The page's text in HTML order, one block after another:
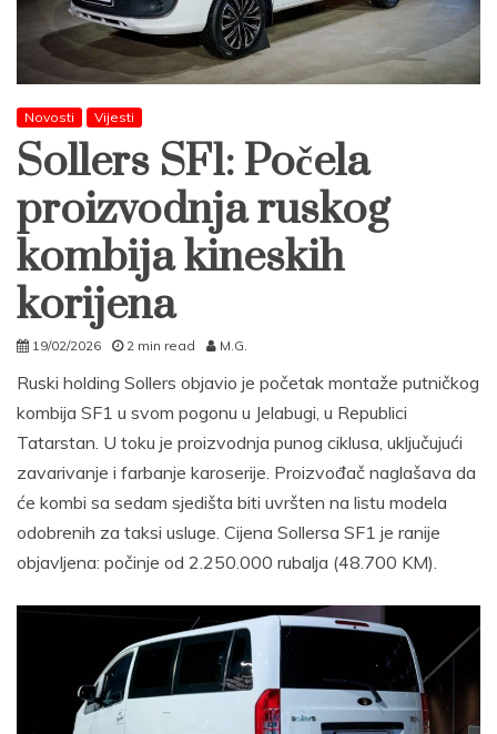
Novosti Vijesti
Sollers SF1: Počela
proizvodnja ruskog
kombija kineskih
korijena
19/02/2026 2 min read M.G.
Ruski holding Sollers objavio je početak montaže putničkog
kombija SF1 u svom pogonu u Jelabugi, u Republici
Tatarstan. U toku je proizvodnja punog ciklusa, uključujući
zavarivanje i farbanje karoserije. Proizvođač naglašava da
će kombi sa sedam sjedišta biti uvršten na listu modela
odobrenih za taksi usluge. Cijena Sollersa SF1 je ranije
objavljena: počinje od 2.250.000 rubalja (48.700 KM).